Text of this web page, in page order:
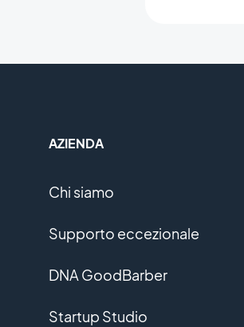
AZIENDA
Chi siamo
Supporto eccezionale
DNA GoodBarber
Startup Studio